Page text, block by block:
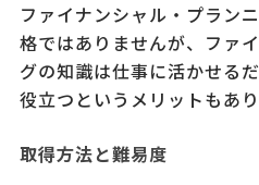
ファイナンシャル・プラン
格ではありませんが、ファ
グの知識は仕事に活かせる
役立つというメリットもあり
取得方法と難易度